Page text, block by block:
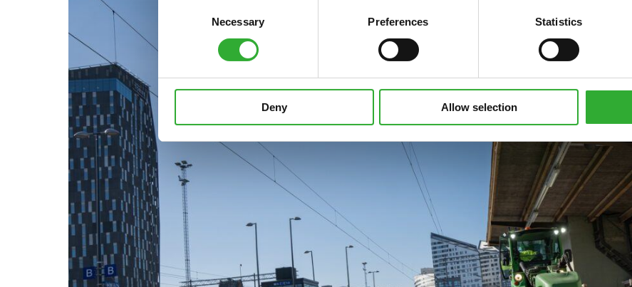
Necessary Preferences Statistics
Deny Allow selection